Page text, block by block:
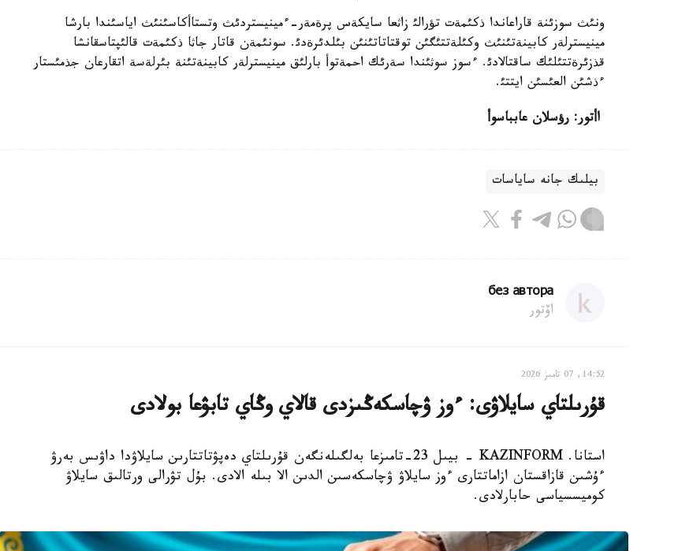
ونئث سوزئنة قاراعاندا ذكئمةت تؤرالئ زاثعا سايكةس پرةمةر-ءمينيستردئث وتستاأكاسئنئث اياسئندا بارشا
مينيسترلةر كابينةتئنئث وكئلةتتئگئن توقتاتاتئنئن بئلدئرةدئ. سونئمةن قاتار جاثا ذكئمةت قالئپتاسقانشا
قذزئرةتتئلئك ساقتالادئ. ءسوز سوثئندا سةرئك احمةتوأ بارلئق مينيسترلةر كابينةتئنة بئرلةسة اتقارعان جذمئستار
ءذشئن العئسئن ايتتئ.
اأتور: رؤسلان عابباسوأ
بيلىك جانە ساياسات
без автора
اۆتور
14:52, 07 تامىز 2026
قۇرىلتاي سايلاۋى: ءوز ۋچاسكەڭىزدى قالاي وڭاي تابۋعا بولادى
استانا. KAZINFORM - بيىل 23-تامىزعا بەلگىلەنگەن قۇرىلتاي دەپۋتاتتارىن سايلاۋدا داۋىس بەرۋ
ءۇشىن قازاقستان ازاماتتارى ءوز سايلاۋ ۋچاسكەسىن الدىن الا بىلە الادى. بۇل تۋرالى ورتالىق سايلاۋ
كوميسسياسى حابارلادى.